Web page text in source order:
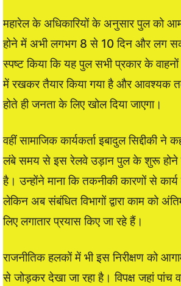
महारेल के अधिकारियों के अनुसार पुल को
होने में अभी लगभग 8 से 10 दिन और लग
स्पष्ट किया कि यह पुल सभी प्रकार के
में रखकर तैयार किया गया है और आवश्यक
होते ही जनता के लिए खोल दिया जाएगा।
वहीं सामाजिक कार्यकर्ता इबादुल सिद्दीकी
लंबे समय से इस रेलवे उड़ान पुल के शुरू होने
है। उन्होंने माना कि तकनीकी कारणों से कार्य
लेकिन अब संबंधित विभागों द्वारा काम को
लिए लगातार प्रयास किए जा रहे हैं।
राजनीतिक हलकों में भी इस निरीक्षण को
से जोड़कर देखा जा रहा है। विपक्ष जहां पांच